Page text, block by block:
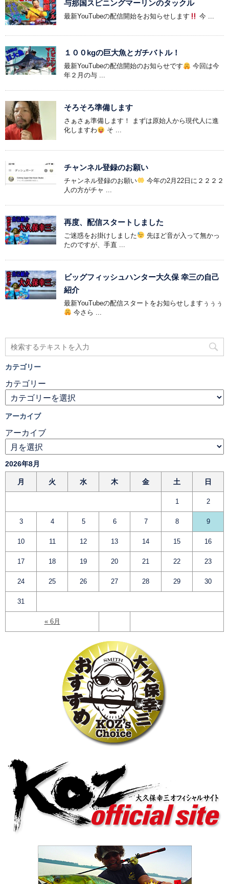
与那国スピニングマーリンのタックル
最新YouTubeの配信開始をお知らせします 今 ...
１００kgの巨大魚とガチバトル！
最新YouTubeの配信開始のお知らせです
今回は今
年２月の与 ...
そろそろ準備します
さぁさぁ準備します！ まずは原始人から現代人に進
化しますわ
そ ...
チャンネル登録のお願い
チャンネル登録のお願い
今年の2月22日に２２２２
人の方がチャ ...
再度、配信スタートしました
ご迷惑をお掛けしました
先ほど音が入って無かっ
たのですが、手直 ...
ビッグフィッシュハンター大久保 幸三の自己
紹介
最新YouTubeの配信スタートをお知らせしますぅぅぅ
今さら ...
カテゴリー
カテゴリー
アーカイブ
アーカイブ
2026年8月
月 火 水 木 金 土 日
« 6月
1 2
3 4 5 6 7 8 9
10 11 12 13 14 15 16
17 18 19 20 21 22 23
24 25 26 27 28 29 30
31